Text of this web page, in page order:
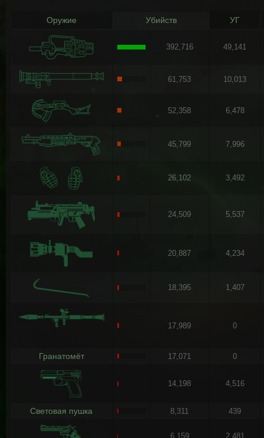
Оружие Убийств УГ
392,716 49,141
61,753 10,013
52,358 6,478
45,799 7,996
26,102 3,492
24,509 5,537
20,887 4,234
18,395 1,407
17,989 0
Гранатомёт 17,071 0
14,198 4,516
Световая пушка 8,311 439
6,159 2,481